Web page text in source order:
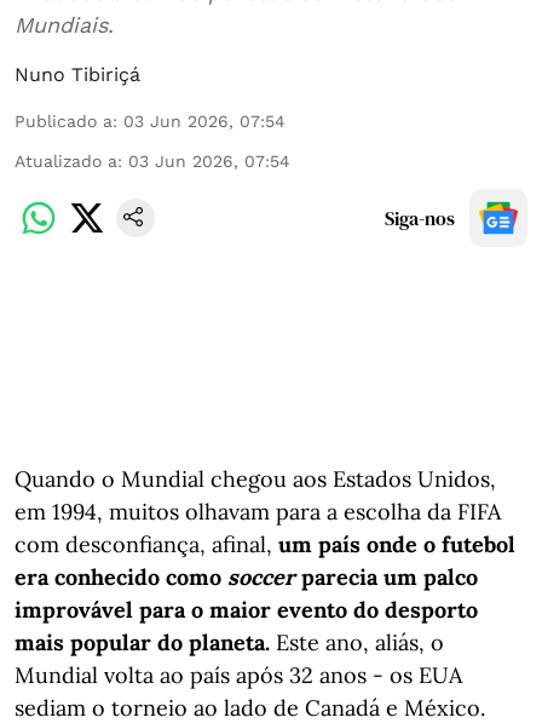
Mundiais.
Nuno Tibiriçá
Publicado a: 03 Jun 2026, 07:54
Atualizado a: 03 Jun 2026, 07:54
Siga-nos
Quando o Mundial chegou aos Estados Unidos,
em 1994, muitos olhavam para a escolha da FIFA
com desconfiança, afinal, um país onde o futebol
era conhecido como soccerparecia um palco
improvável para o maior evento do desporto
mais popular do planeta. Este ano, aliás, o
Mundial volta ao país após 32 anos - os EUA
sediam o torneio ao lado de Canadá e México.